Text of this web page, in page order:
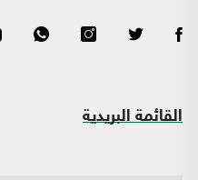
القائمة البريدية